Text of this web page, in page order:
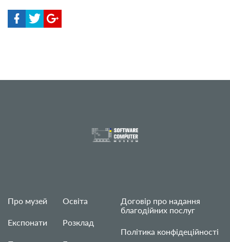
Про музей
Експонати
Освіта
Розклад
Договір про надання
благодійних послуг
Політика конфідеційності